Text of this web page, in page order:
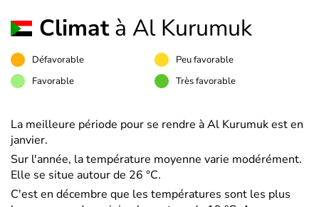
Climatà Al Kurumuk
Défavorable
Peu favorable
Favorable
Très favorable
La meilleure période pour se rendre à Al Kurumuk est en
janvier.
Sur l'année, la température moyenne varie modérément.
Elle se situe autour de 26 °C.
C'est en décembre que les températures sont les plus